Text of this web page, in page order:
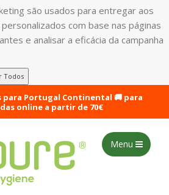
são usados para entregar aos
com base nas páginas
e analisar a eficácia da campanha
Todos
Portugal Continental 🚚 para
online a partir de 70€
Menu